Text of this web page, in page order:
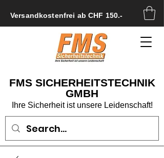
FMS SICHERHEITSTECHNIK
GMBH
Ihre Sicherheit ist unsere Leidenschaft!
Versandkostenfrei ab CHF 150.-